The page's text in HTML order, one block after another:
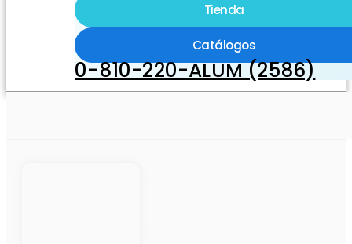
Tienda
Catálogos
0-810-220-ALUM (2586)